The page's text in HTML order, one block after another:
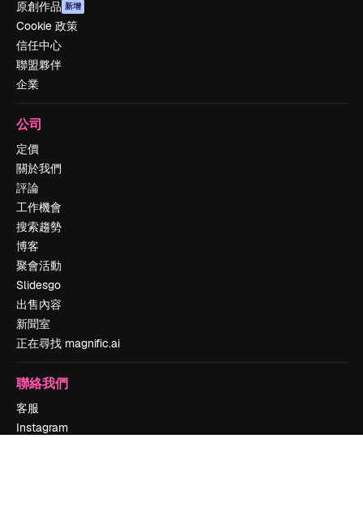
原創作品 新增
Cookie 政策
信任中心
聯盟夥伴
企業
公司
定價
關於我們
評論
工作機會
搜索趨勢
博客
聚會活動
Slidesgo
出售內容
新聞室
正在尋找 magnific.ai
聯絡我們
客服
Instagram